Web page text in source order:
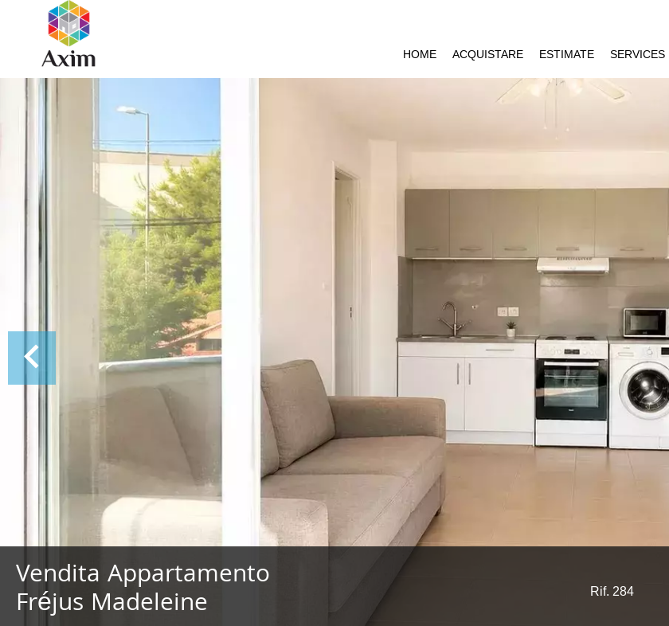
HOME ACQUISTARE ESTIMATE SERVICES
Vendita Appartamento
Fréjus Madeleine Rif. 284